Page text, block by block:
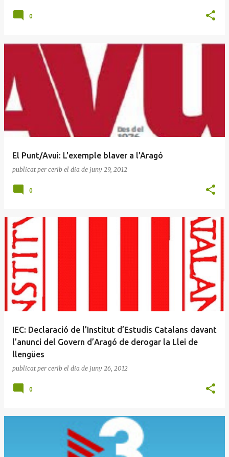
0
El Punt/Avui: L'exemple blaver a l'Aragó
publicat per cerib el dia de juny 29, 2012
0
IEC: Declaració de l’Institut d’Estudis Catalans davant
l’anunci del Govern d’Aragó de derogar la Llei de
llengües
publicat per cerib el dia de juny 26, 2012
0